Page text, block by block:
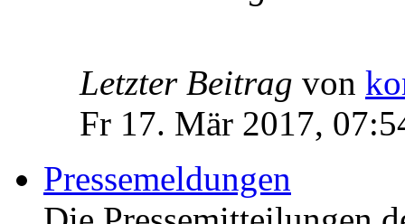
Letzter Beitrag von
Fr 17. Mär 2017,
Pressemeldungen